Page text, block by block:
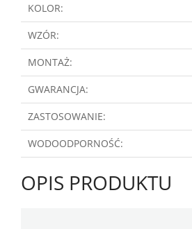
KOLOR:
WZÓR:
MONTAŻ:
GWARANCJA:
ZASTOSOWANIE:
WODOODPORNOŚĆ:
OPIS PRODUKTU